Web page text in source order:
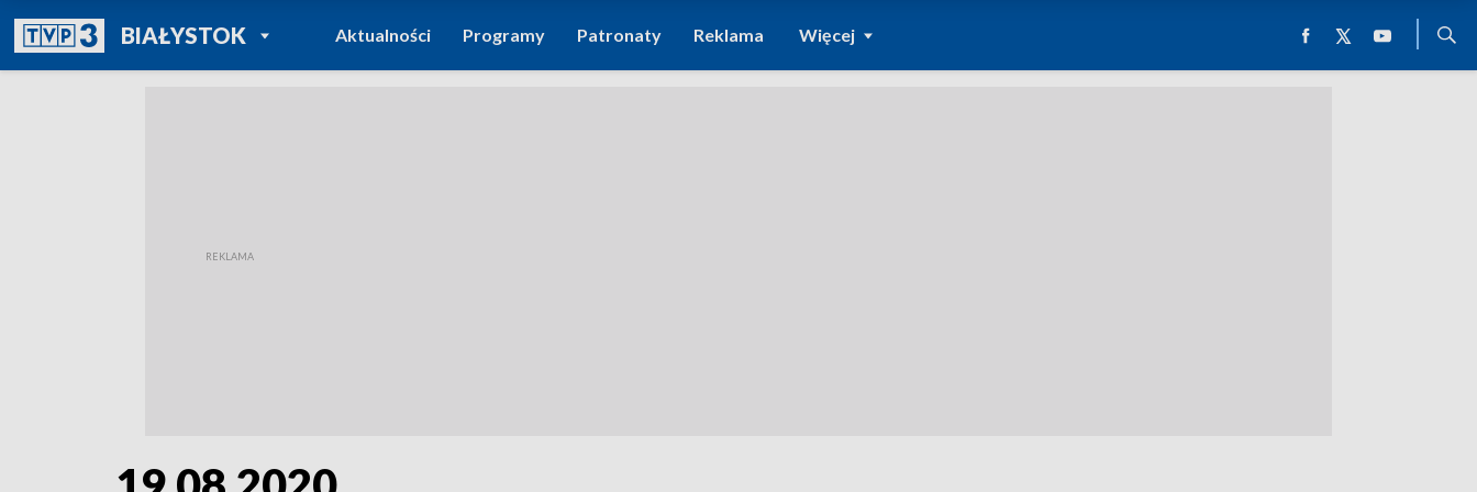
BIAŁYSTOKPOWRÓT DO
TVP REGIONY
Aktualności Programy Patronaty Reklama Więcej